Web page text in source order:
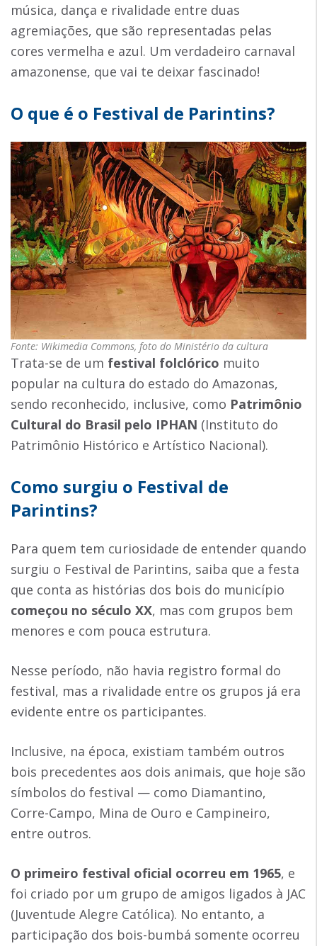
música, dança e rivalidade entre duas
agremiações, que são representadas pelas
cores vermelha e azul. Um verdadeiro carnaval
amazonense, que vai te deixar fascinado!
O que é o Festival de Parintins?
Fonte: Wikimedia Commons, foto do Ministério da cultura
Trata-se de um festival folclórico muito
popular na cultura do estado do Amazonas,
sendo reconhecido, inclusive, como Patrimônio
Cultural do Brasil pelo IPHAN (Instituto do
Patrimônio Histórico e Artístico Nacional).
Como surgiu o Festival de
Parintins?
Para quem tem curiosidade de entender quando
surgiu o Festival de Parintins, saiba que a festa
que conta as histórias dos bois do município
começou no século XX, mas com grupos bem
menores e com pouca estrutura.
Nesse período, não havia registro formal do
festival, mas a rivalidade entre os grupos já era
evidente entre os participantes.
Inclusive, na época, existiam também outros
bois precedentes aos dois animais, que hoje são
símbolos do festival — como Diamantino,
Corre-Campo, Mina de Ouro e Campineiro,
entre outros.
O primeiro festival oficial ocorreu em 1965, e
foi criado por um grupo de amigos ligados à JAC
(Juventude Alegre Católica). No entanto, a
participação dos bois-bumbá somente ocorreu